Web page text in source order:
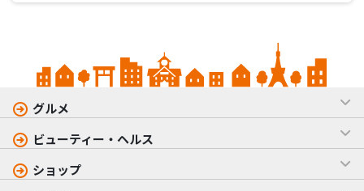
グルメ
ビューティー・ヘルス
ショップ